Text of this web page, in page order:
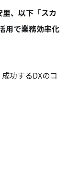
、以下「スカ
用で業務効率化
功するDXのコ